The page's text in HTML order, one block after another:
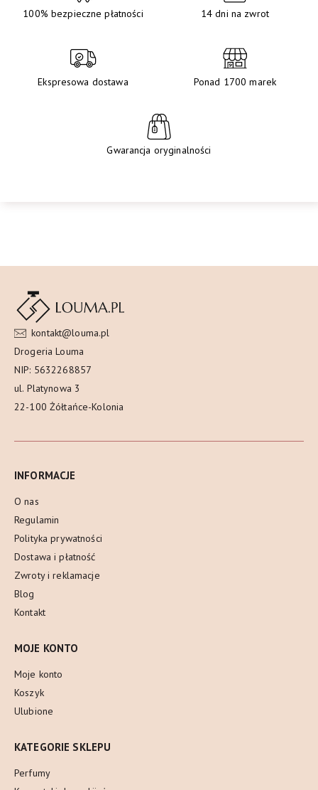
100% bezpieczne płatności 14 dni na zwrot
Ekspresowa dostawa Ponad 1700 marek
Gwarancja oryginalności
kontakt@louma.pl
Drogeria Louma
NIP: 5632268857
ul. Platynowa 3
22-100 Żółtańce-Kolonia
INFORMACJE
O nas
Regulamin
Polityka prywatności
Dostawa i płatność
Zwroty i reklamacje
Blog
Kontakt
MOJE KONTO
Moje konto
Koszyk
Ulubione
KATEGORIE SKLEPU
Perfumy